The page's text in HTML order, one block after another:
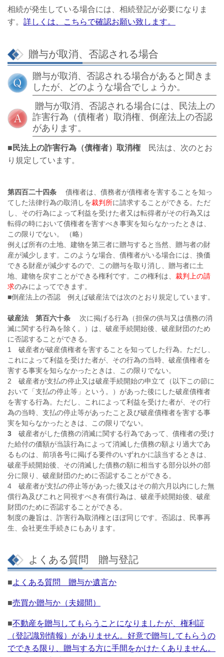
相続が発生している場合には、相続登記が必要になりま
す。 詳しくは、こちらで確認お願い致します。
贈与が取消、否認される場合
贈与が取消、否認される場合があると聞きま
したが、どのような場合でしょうか。
贈与が取消、否認される場合には、民法上の
詐害行為（債権者）取消権、倒産法上の否認
があります。
■民法上の詐害行為（債権者）取消権民法は、次のとお
り規定しています。
第四百二十四条 債権者は、債務者が債権者を害することを知っ
てした法律行為の取消しを裁判所に請求することができる。ただ
し、その行為によって利益を受けた者又は転得者がその行為又は
転得の時において債権者を害すべき事実を知らなかったときは、
この限りでない。 （略）
例えば所有の土地、建物を第三者に贈与すると当然、贈与者の財
産が減少します。このような場合、債権者がいる場合には、換価
できる財産が減少するので、この贈与を取り消し、贈与者に土
地、建物を戻すことができる権利です。この権利は、 裁判上の請
求のみによってできます。
■倒産法上の否認 例えば破産法では次のとおり規定しています。
破産法 第百六十条 次に掲げる行為（担保の供与又は債務の消
滅に関する行為を除く。）は、破産手続開始後、破産財団のため
に否認することができる。
1 破産者が破産債権者を害することを知ってした行為。ただし、
これによって利益を受けた者が、その行為の当時、破産債権者を
害する事実を知らなかったときは、この限りでない。
2 破産者が支払の停止又は破産手続開始の申立て（以下この節に
おいて「支払の停止等」という。）があった後にした破産債権者
を害する行為。ただし、これによって利益を受けた者が、その行
為の当時、支払の停止等があったこと及び破産債権者を害する事
実を知らなかったときは、この限りでない。
3 破産者がした債務の消滅に関する行為であって、債権者の受け
た給付の価額が当該行為によって消滅した債務の額より過大であ
るものは、前項各号に掲げる要件のいずれかに該当するときは、
破産手続開始後、その消滅した債務の額に相当する部分以外の部
分に限り、破産財団のために否認することができる。
4 破産者が支払の停止等があった後又はその前六月以内にした無
償行為及びこれと同視すべき有償行為は、破産手続開始後、破産
財団のために否認することができる。
制度の趣旨は、詐害行為取消権とほぼ同じです。否認は、民事再
生、会社更生手続きにもあります。
よくある質問 贈与登記
■よくある質問 贈与か遺言か
■売買か贈与か（夫婦間）
■不動産を贈与してもらうことになりましたが、権利証
（登記識別情報）がありません。好意で贈与してもらうの
でできる限り、贈与する方に手間をかけたくありません。